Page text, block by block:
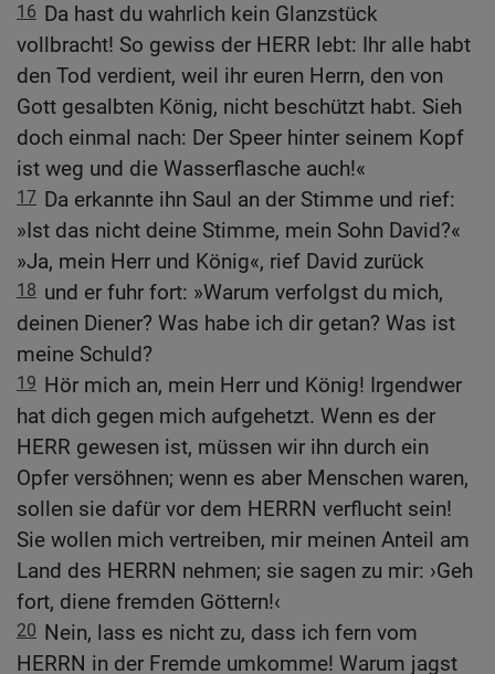
16 Da hast du wahrlich kein Glanzstück
vollbracht! So gewiss der HERR lebt: Ihr alle habt
den Tod verdient, weil ihr euren Herrn, den von
Gott gesalbten König, nicht beschützt habt. Sieh
doch einmal nach: Der Speer hinter seinem Kopf
ist weg und die Wasserflasche auch!«
17 Da erkannte ihn Saul an der Stimme und rief:
»Ist das nicht deine Stimme, mein Sohn David?«
»Ja, mein Herr und König«, rief David zurück
18 und er fuhr fort: »Warum verfolgst du mich,
deinen Diener? Was habe ich dir getan? Was ist
meine Schuld?
19 Hör mich an, mein Herr und König! Irgendwer
hat dich gegen mich aufgehetzt. Wenn es der
HERR gewesen ist, müssen wir ihn durch ein
Opfer versöhnen; wenn es aber Menschen waren,
sollen sie dafür vor dem HERRN verflucht sein!
Sie wollen mich vertreiben, mir meinen Anteil am
Land des HERRN nehmen; sie sagen zu mir: ›Geh
fort, diene fremden Göttern!‹
20 Nein, lass es nicht zu, dass ich fern vom
HERRN in der Fremde umkomme! Warum jagst